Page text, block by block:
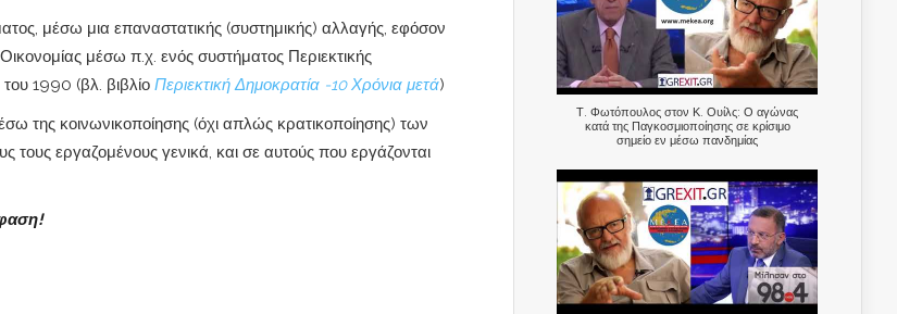
μέσω μια επαναστατικής (συστημικής) αλλαγής, εφόσον
μέσω π.χ. ενός συστήματος Περιεκτικής
1990 (βλ. βιβλίο Περιεκτική Δημοκρατία -10 Χρόνια μετά)
της κοινωνικοποίησης (όχι απλώς κρατικοποίησης) των
τους εργαζομένους γενικά, και σε αυτούς που εργάζονται
Τ. Φωτόπουλος στον Κ. Ουίλς: Ο αγώνας
κατά της Παγκοσμιοποίησης σε κρίσιμο
σημείο εν μέσω πανδημίας